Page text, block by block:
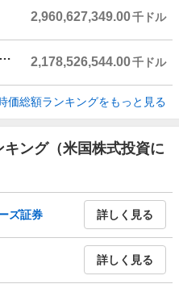
2,960,627,349.00千ドル
台湾積体電路製造股分有限公司 2,178,526,544.00千ドル
価総額ランキングをもっと見る
ング（米国株式投資に
ズ証券 詳しく見る
詳しく見る